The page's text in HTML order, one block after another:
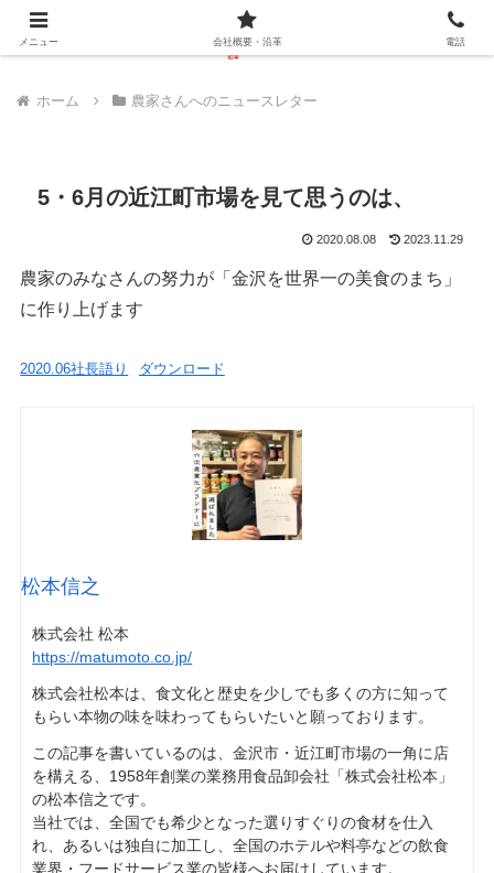
ホーム 農家さんへのニュースレター
5・6月の近江町市場を見て思うのは、
2020.08.08 2023.11.29
農家のみなさんの努力が「金沢を世界一の美食のまち」
に作り上げます
2020.06社長語り ダウンロード
松本信之
株式会社 松本
https://matumoto.co.jp/
株式会社松本は、食文化と歴史を少しでも多くの方に知って
もらい本物の味を味わってもらいたいと願っております。
この記事を書いているのは、金沢市・近江町市場の一角に店
を構える、1958年創業の業務用食品卸会社「株式会社松本」
の松本信之です。
当社では、全国でも希少となった選りすぐりの食材を仕入
れ、あるいは独自に加工し、全国のホテルや料亭などの飲食
業界・フードサービス業の皆様へお届けしています。
メニュー 会社概要・沿革 電話